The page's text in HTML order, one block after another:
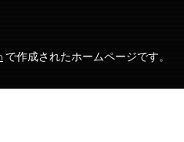
で作成されたホームページです。